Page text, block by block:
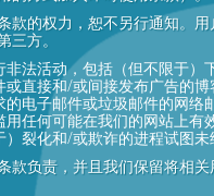
款的权力，恕不另行通知。
方。
法活动，包括（但不限于
直接和/或间接发布广告的
电子邮件或垃圾邮件的网络
任何可能在我们的网站上有
裂化和/或欺诈的进程试图
款负责，并且我们保留将相